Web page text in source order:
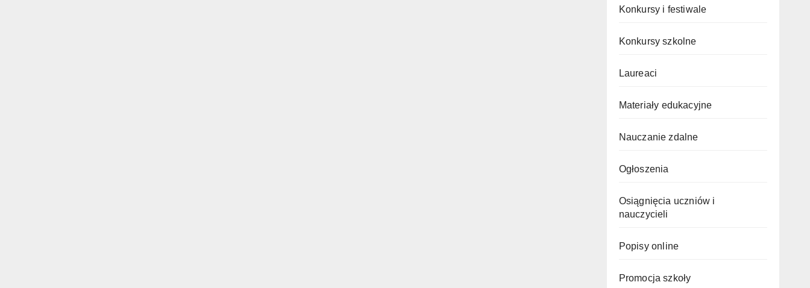
Konkursy i festiwale
Konkursy szkolne
Laureaci
Materiały edukacyjne
Nauczanie zdalne
Ogłoszenia
Osiągnięcia uczniów i
nauczycieli
Popisy online
Promocja szkoły